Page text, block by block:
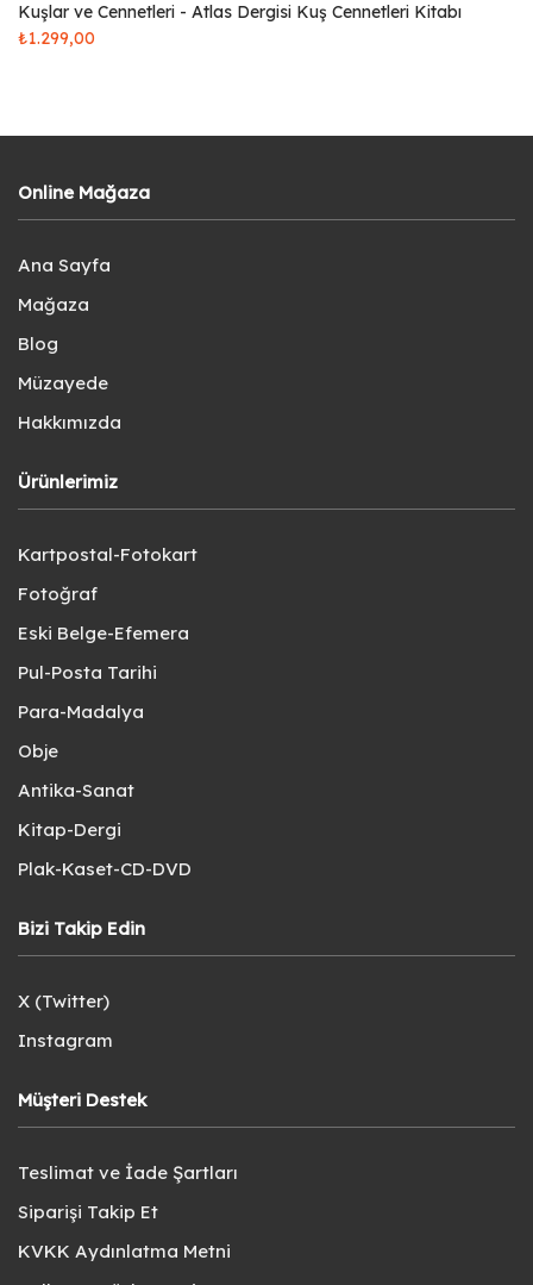
Kuşlar ve Cennetleri - Atlas Dergisi Kuş Cennetleri Kitabı
₺1.299,00
Online Mağaza
Ana Sayfa
Mağaza
Blog
Müzayede
Hakkımızda
Ürünlerimiz
Kartpostal-Fotokart
Fotoğraf
Eski Belge-Efemera
Pul-Posta Tarihi
Para-Madalya
Obje
Antika-Sanat
Kitap-Dergi
Plak-Kaset-CD-DVD
Bizi Takip Edin
X (Twitter)
Instagram
Müşteri Destek
Teslimat ve İade Şartları
Siparişi Takip Et
KVKK Aydınlatma Metni